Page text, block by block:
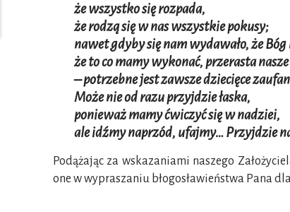
że wszystko się rozpada,
że rodzą się w nas wszystkie pokusy;
nawet gdyby się nam wydawało, że Bóg
że to co mamy wykonać, przerasta
– potrzebne jest zawsze dziecięce
Może nie od razu przyjdzie łaska,
ponieważ mamy ćwiczyć się w nadziei,
ale idźmy naprzód, ufajmy… Przyjdzie
Podążając za wskazaniami naszego
one w wypraszaniu błogosławieństwa Pana